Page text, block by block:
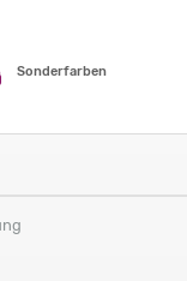
Sonderfarben